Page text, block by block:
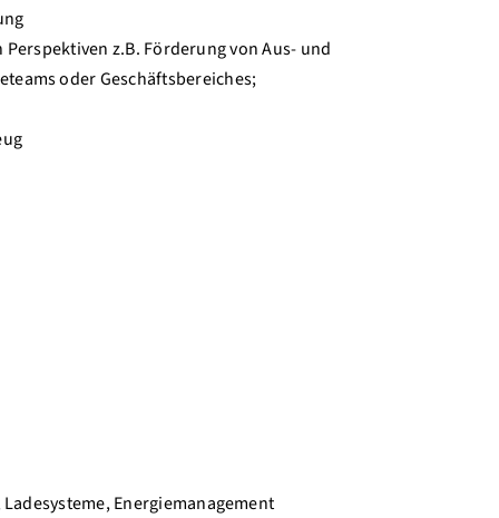
z.B. Förderung von Aus- und
oder Geschäftsbereiches;
Energiemanagement